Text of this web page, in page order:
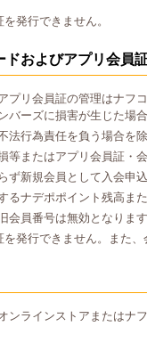
発行できません。
およびアプリ会員
プリ会員証の管理はナフ
ーズに損害が生じた場合
法行為責任を負う場合を
等またはアプリ会員証・
ず新規会員として入会申
るナデポポイント残高ま
員番号は無効となります
発行できません。また
ンラインストアまたはナ